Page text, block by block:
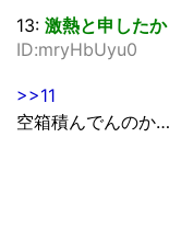
13: 激熱と申したか
ID:mryHbUyu0
>>11
空箱積んでんのか